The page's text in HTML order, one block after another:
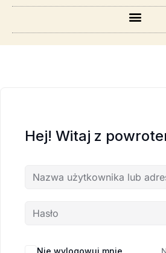
Hej! Witaj z
Nie wylogowuj mnie